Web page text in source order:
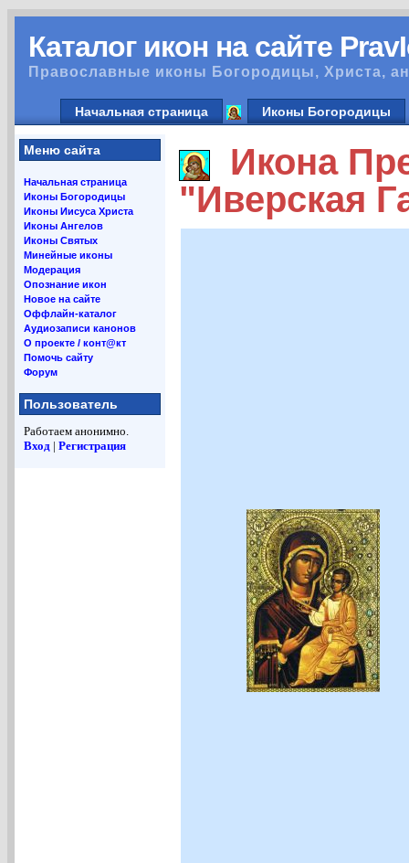
Каталог икон на сайте
Православные иконы Богородицы, Христа,
Начальная страница Иконы Богородицы
Меню сайта
Начальная страница
Иконы Богородицы
Иконы Иисуса Христа
Иконы Ангелов
Иконы Святых
Минейные иконы
Модерация
Опознание икон
Новое на сайте
Оффлайн-каталог
Аудиозаписи канонов
О проекте / конт@кт
Помочь сайту
Форум
Пользователь
Работаем анонимно.
Вход | Регистрация
Икона
"Иверская